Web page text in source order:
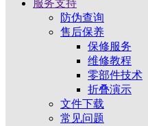
服务支持
防伪查询
售后保养
保修服务
维修教程
零部件技术
折叠演示
文件下载
常见问题